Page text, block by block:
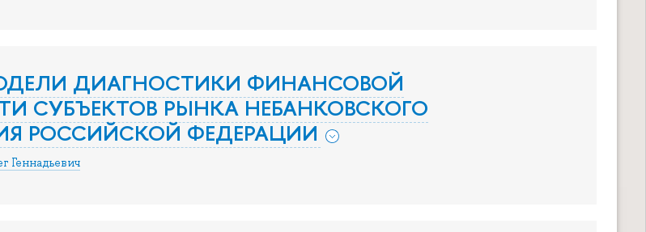
ДИАГНОСТИКИ ФИНАНСОВОЙ
СУБЪЕКТОВ РЫНКА НЕБАНКОВСКОГО
РОССИЙСКОЙ ФЕДЕРАЦИИ
Геннадьевич